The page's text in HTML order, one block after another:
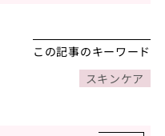
この記事のキーワード
スキンケア